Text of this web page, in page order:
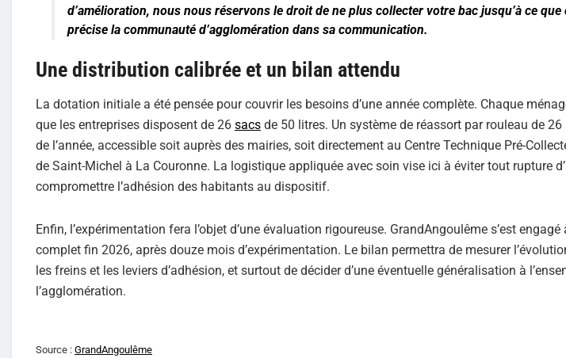
d’amélioration, nous nous réservons le droit de ne plus collecter votre bac jusqu’à ce
précise la communauté d’agglomération dans sa communication.
Une distribution calibrée et un bilan attendu
La dotation initiale a été pensée pour couvrir les besoins d’une année complète. Chaque
que les entreprises disposent de 26 sacs de 50 litres. Un système de réassort par rouleau de
de l’année, accessible soit auprès des mairies, soit directement au Centre Technique Pré-
de Saint-Michel à La Couronne. La logistique appliquée avec soin vise ici à éviter tout rupture
compromettre l’adhésion des habitants au dispositif.
Enfin, l’expérimentation fera l’objet d’une évaluation rigoureuse. GrandAngoulême s’est
complet fin 2026, après douze mois d’expérimentation. Le bilan permettra de mesurer
les freins et les leviers d’adhésion, et surtout de décider d’une éventuelle généralisation à
l’agglomération.
Source : GrandAngoulême